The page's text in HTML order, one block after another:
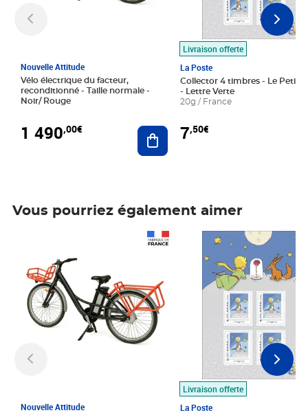
Nouvelle Attitude
Vélo électrique du facteur,
reconditionné - Taille normale -
Noir/ Rouge
1 490,00€ Ajouter au panier
Livraison offerte
La Poste
Collector 4 timbres - Le Petit
- Lettre Verte
20g / France
7,50€
Vous pourriez également aimer
Nouvelle Attitude
Livraison offerte
La Poste
Prix 7,50€